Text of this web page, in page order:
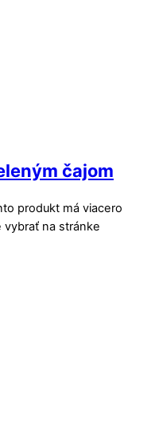
čajom
produkt má viacero
na stránke